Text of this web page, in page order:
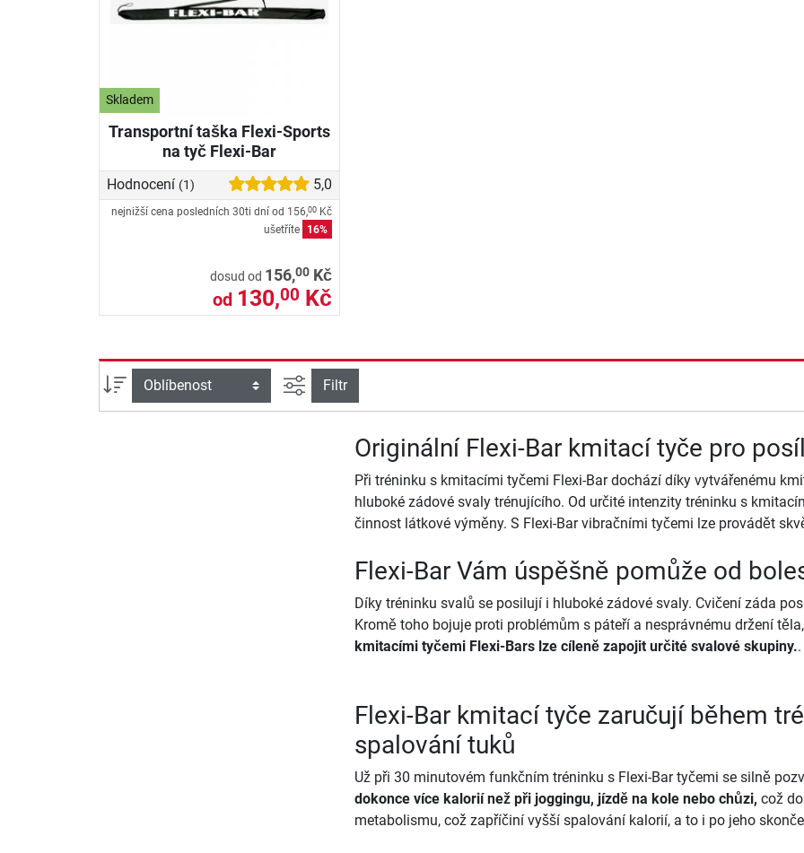
Skladem
Transportní taška Flexi-Sports
na tyč Flexi-Bar
Hodnocení (1) 5,0
nejnižší cena posledních 30ti dní od 156,00 Kč
ušetříte
16%
dosud od 156,00 Kč
od 130,00 Kč
Třídění Filtrovat náhled
Filtr
Originální Flexi-Bar kmitací tyče pro
Při tréninku s kmitacími tyčemi Flexi-Bar dochází díky vytvářenému
hluboké zádové svaly trénujícího. Od určité intenzity tréninku s
činnost látkové výměny. S Flexi-Bar vibračními tyčemi lze provádět
Flexi-Bar Vám úspěšně pomůže od
Díky tréninku svalů se posilují i hluboké zádové svaly. Cvičení záda
Kromě toho bojuje proti problémům s páteří a nesprávnému držení
kmitacími tyčemi Flexi-Bars lze cíleně zapojit určité svalové skupiny..
Flexi-Bar kmitací tyče zaručují během
spalování tuků
Už při 30 minutovém funkčním tréninku s Flexi-Bar tyčemi se silně
dokonce více kalorií než při joggingu, jízdě na kole nebo chůzi, což
metabolismu, což zapříčiní vyšší spalování kalorií, a to i po jeho